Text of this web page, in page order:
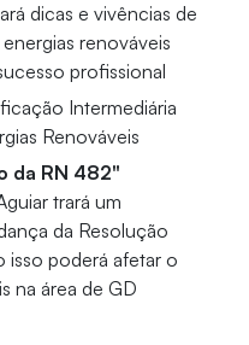
dicas e vivências de
renováveis
profissional
Intermediária
Renováveis
da RN 482"
trará um
da Resolução
isso poderá afetar o
na área de GD